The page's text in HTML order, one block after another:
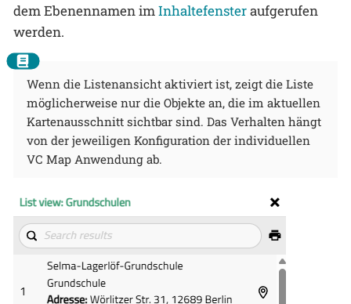
dem Ebenennamen imInhaltefensteraufgerufen
werden.
Wenn die Listenansicht aktiviert ist, zeigt die Liste
möglicherweise nur die Objekte an, die im aktuellen
Kartenausschnitt sichtbar sind. Das Verhalten hängt
von der jeweiligen Konfiguration der individuellen
VC Map Anwendung ab.